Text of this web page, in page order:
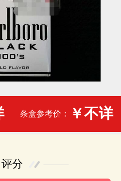
条盒参考价： ￥不详
评分